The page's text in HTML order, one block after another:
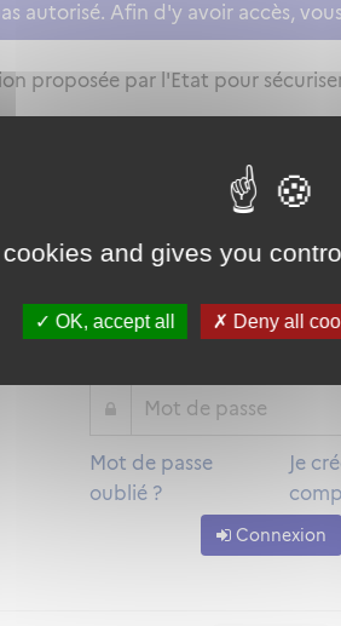
and gives you
OK, accept all Deny all
autorisé. Afin d'y avoir accès,
proposée par l'Etat pour
Qu'est-ce que
ou
Mot de passe
oublié ?
Je
Connexion